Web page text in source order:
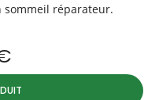
sommeil réparateur.